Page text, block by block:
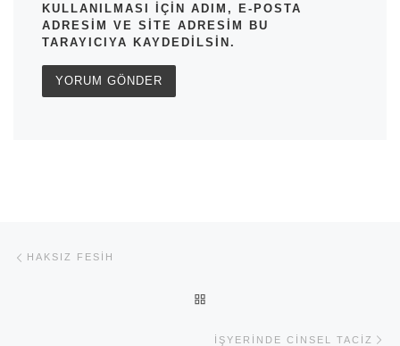
KULLANILMASI IÇIN ADIM, E-POSTA
ADRESIM VE SITE ADRESIM BU
TARAYICIYA KAYDEDILSIN.
HAKSIZ FESIH
İŞYERINDE CINSEL TACIZ